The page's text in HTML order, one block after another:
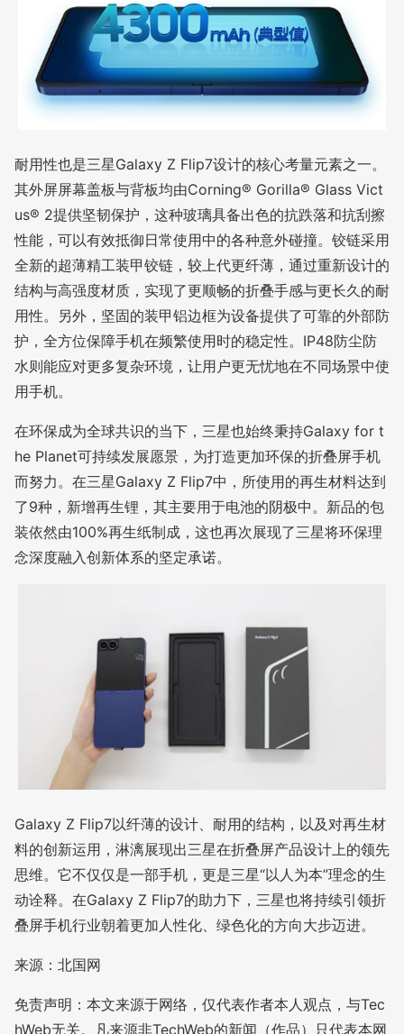
耐用性也是三星Galaxy Z Flip7设计的核心考量元素之一。
其外屏屏幕盖板与背板均由Corning® Gorilla® Glass Vict
us® 2提供坚韧保护，这种玻璃具备出色的抗跌落和抗刮擦
性能，可以有效抵御日常使用中的各种意外碰撞。铰链采用
全新的超薄精工装甲铰链，较上代更纤薄，通过重新设计的
结构与高强度材质，实现了更顺畅的折叠手感与更长久的耐
用性。另外，坚固的装甲铝边框为设备提供了可靠的外部防
护，全方位保障手机在频繁使用时的稳定性。IP48防尘防
水则能应对更多复杂环境，让用户更无忧地在不同场景中使
用手机。
在环保成为全球共识的当下，三星也始终秉持Galaxy for t
he Planet可持续发展愿景，为打造更加环保的折叠屏手机
而努力。在三星Galaxy Z Flip7中，所使用的再生材料达到
了9种，新增再生锂，其主要用于电池的阴极中。新品的包
装依然由100%再生纸制成，这也再次展现了三星将环保理
念深度融入创新体系的坚定承诺。
Galaxy Z Flip7以纤薄的设计、耐用的结构，以及对再生材
料的创新运用，淋漓展现出三星在折叠屏产品设计上的领先
思维。它不仅仅是一部手机，更是三星“以人为本”理念的生
动诠释。在Galaxy Z Flip7的助力下，三星也将持续引领折
叠屏手机行业朝着更加人性化、绿色化的方向大步迈进。
来源：北国网
免责声明：本文来源于网络，仅代表作者本人观点，与Tec
hWeb无关。凡来源非TechWeb的新闻（作品）只代表本网